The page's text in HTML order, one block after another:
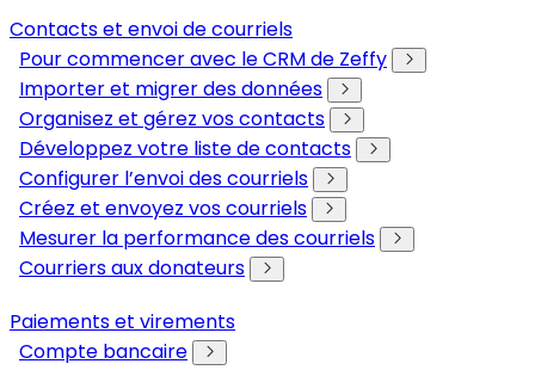
Contacts et envoi de courriels
Pour commencer avec le CRM de Zeffy
Importer et migrer des données
Organisez et gérez vos contacts
Développez votre liste de contacts
Configurer l’envoi des courriels
Créez et envoyez vos courriels
Mesurer la performance des courriels
Courriers aux donateurs
Paiements et virements
Compte bancaire